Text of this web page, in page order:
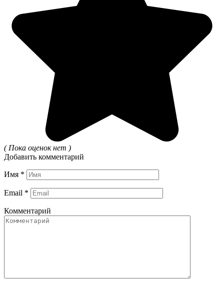
( Пока оценок нет )
Добавить комментарий
Имя *
Email *
Комментарий